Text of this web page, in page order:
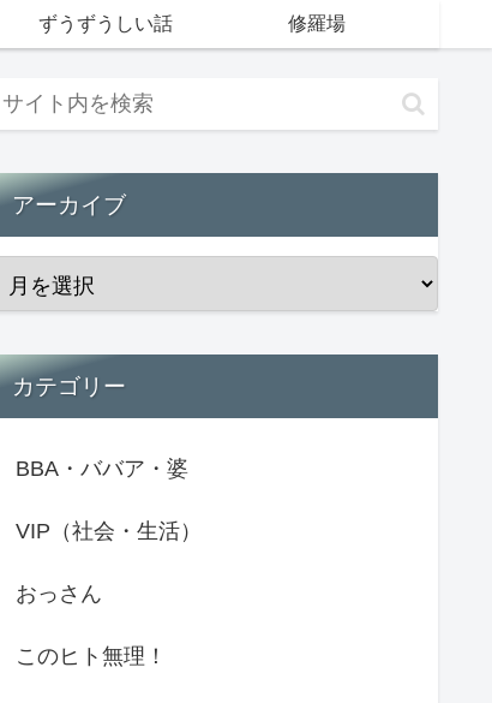
ずうずうしい話 修羅場
アーカイブ
カテゴリー
BBA・ババア・婆
VIP（社会・生活）
おっさん
このヒト無理！